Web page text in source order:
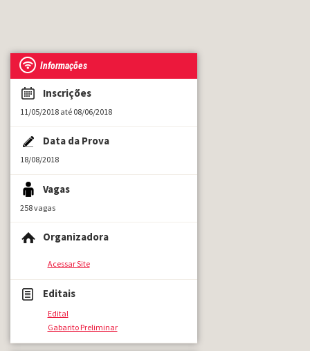
Informações
Inscrições
11/05/2018 até 08/06/2018
Data da Prova
18/08/2018
Vagas
258 vagas
Organizadora
Acessar Site
Editais
Edital
Gabarito Preliminar